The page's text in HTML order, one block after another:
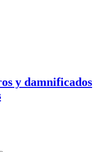
y damnificados